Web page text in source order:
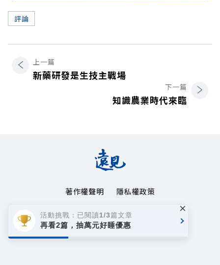
評論
上一篇
新藥研發是生技主戰場
下一篇
知識農業時代來臨
著作權聲明
隱私權政策
Copyright© 1999~2026
遠見天下文化事業群. All rights reserved.
活動挑戰：已閱讀1/3篇文章
再看2篇，抽萬元好睡優惠
×